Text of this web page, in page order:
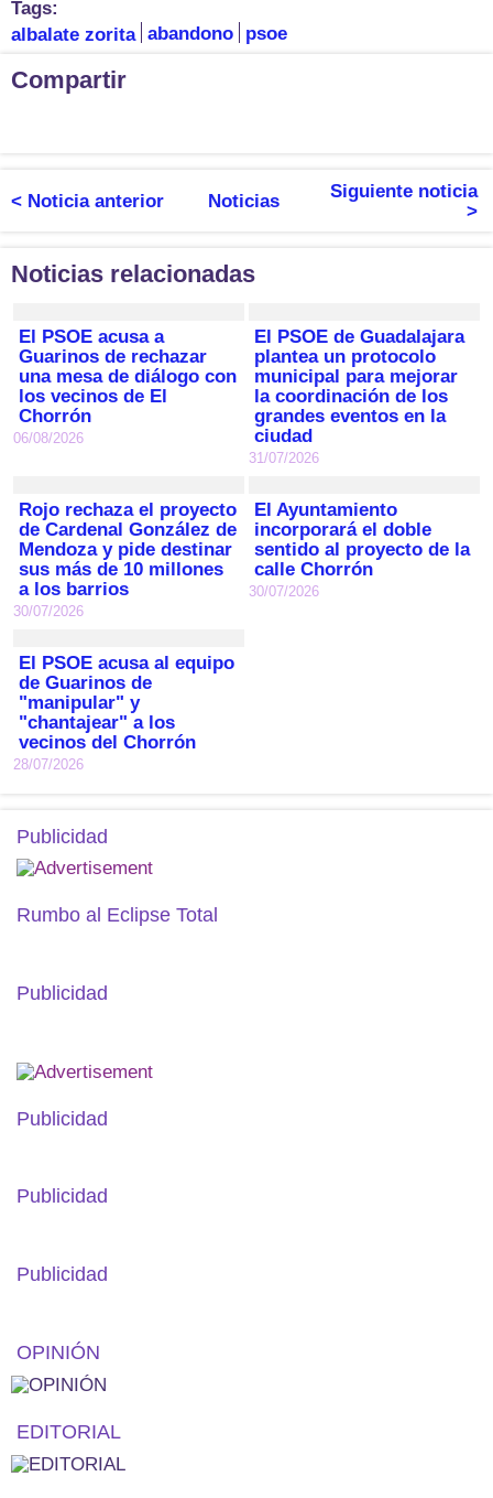
Tags:
albalate zorita abandono psoe
Compartir
< Noticia anterior Noticias
Siguiente noticia
>
Noticias relacionadas
El PSOE acusa a
Guarinos de rechazar
una mesa de diálogo con
los vecinos de El
Chorrón
06/08/2026
El PSOE de Guadalajara
plantea un protocolo
municipal para mejorar
la coordinación de los
grandes eventos en la
ciudad
31/07/2026
Rojo rechaza el proyecto
de Cardenal González de
Mendoza y pide destinar
sus más de 10 millones
a los barrios
30/07/2026
El Ayuntamiento
incorporará el doble
sentido al proyecto de la
calle Chorrón
30/07/2026
El PSOE acusa al equipo
de Guarinos de
"manipular" y
"chantajear" a los
vecinos del Chorrón
28/07/2026
Publicidad
Rumbo al Eclipse Total
Publicidad
Publicidad
Publicidad
Publicidad
OPINIÓN
EDITORIAL